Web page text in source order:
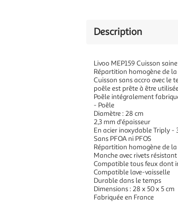
Description
Livoo MEP159 Cuisson
Répartition homogène de
Cuisson sans accro avec le
poêle est prête à être
Poêle intégralement
- Poêle
Diamètre : 28 cm
2,3 mm d'épaisseur
En acier inoxydable Triply -
Sans PFOA ni PFOS
Répartition homogène de
Manche avec rivets
Compatible tous feux dont
Compatible lave-vaisselle
Durable dans le temps
Dimensions : 28 x 50 x 5 cm
Fabriquée en France